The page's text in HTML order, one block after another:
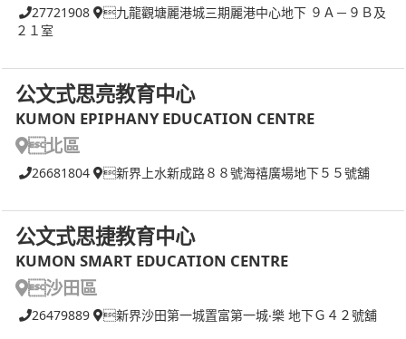
27721908
九龍觀塘麗港城三期麗港中心地下 ９Ａ－９Ｂ及
２１室
公文式思亮教育中心
KUMON EPIPHANY EDUCATION CENTRE
北區
26681804 新界上水新成路８８號海禧廣場地下５５號舖
公文式思捷教育中心
KUMON SMART EDUCATION CENTRE
沙田區
26479889 新界沙田第一城置富第一城‧樂 地下Ｇ４２號舖